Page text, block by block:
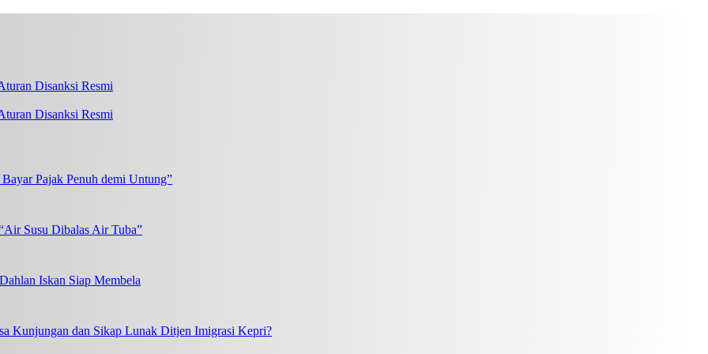
Disanksi Resmi
Pajak Penuh demi Untung”
Susu Dibalas Air Tuba”
Iskan Siap Membela
Kunjungan dan Sikap Lunak Ditjen Imigrasi Kepri?